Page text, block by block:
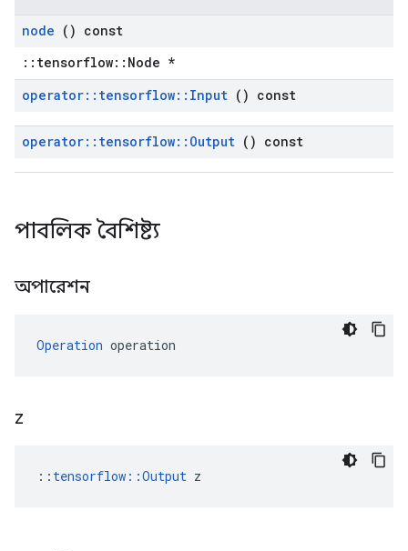
node () const
::tensorflow::Node *
operator:: tensorflow:: Input () const
operator:: tensorflow:: Output () const
পাবলিক বৈশিষ্ট্য
অপারেশন
Operation operation
z
:: tensorflow::Output z